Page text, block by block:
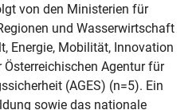
von den Ministerien für
und Wasserwirtschaft
Energie, Mobilität, Innovation
Agentur für
(AGES) (n=5). Ein
sowie das nationale